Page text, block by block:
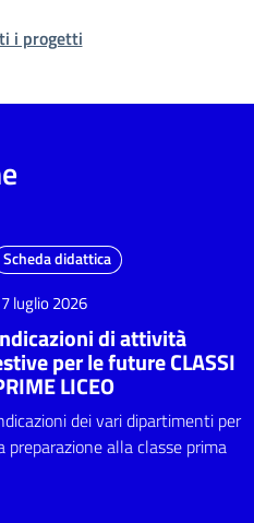
i progetti
Scheda didattica
luglio 2026
di attività
per le future CLASSI
LICEO
dei vari dipartimenti per
preparazione alla classe prima